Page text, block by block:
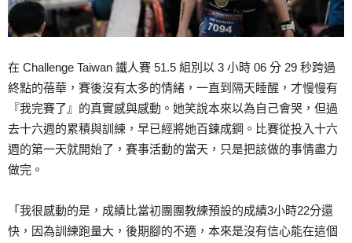
在 Challenge Taiwan 鐵人賽 51.5 組別以 3 小時 06 分 29 秒跨過
終點的蓓華，賽後沒有太多的情緒，一直到隔天睡醒，才慢慢有
『我完賽了』的真實感與感動。她笑說本來以為自己會哭，但過
去十六週的累積與訓練，早已經將她百鍊成鋼。比賽從投入十六
週的第一天就開始了，賽事活動的當天，只是把該做的事情盡力
做完。
「我很感動的是，成績比當初團團教練預設的成績3小時22分還
快，因為訓練跑量大，後期腳的不適，本來是沒有信心能在這個